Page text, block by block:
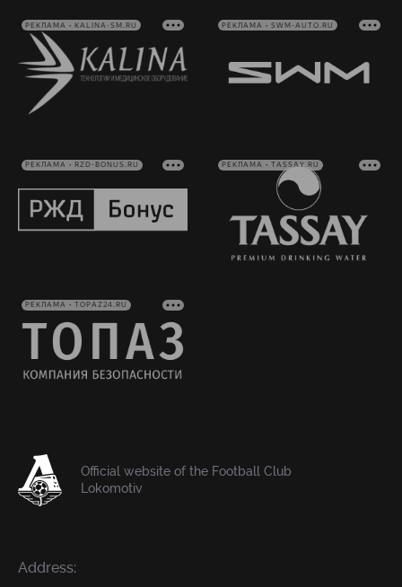
РЕКЛАМА • KALINA-SM.RU РЕКЛАМА • SWM-AUTO.RU
РЕКЛАМА • RZD-BONUS.RU РЕКЛАМА • TASSAY.RU
РЕКЛАМА • TOPAZ24.RU
Official website of the Football Club
Lokomotiv
Address: